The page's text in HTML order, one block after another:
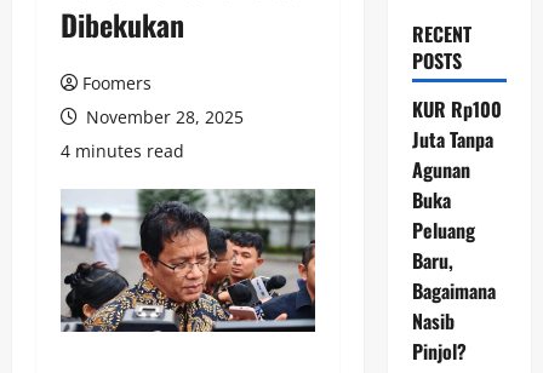
Dibekukan
Foomers
November 28, 2025
4 minutes read
RECENT
POSTS
KUR Rp100
Juta Tanpa
Agunan
Buka
Peluang
Baru,
Bagaimana
Nasib
Pinjol?